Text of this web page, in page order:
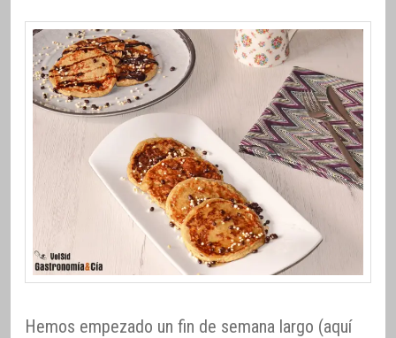
Hemos empezado un fin de semana largo (aquí